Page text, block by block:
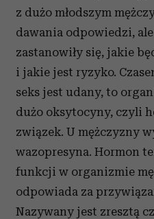
z dużo młodszym
dawania odpowiedzi,
zastanowiły się, jakie
i jakie jest ryzyko.
seks jest udany, to
dużo oksytocyny, czyli
związek. U mężczyzny
wazopresyna. Hormon
funkcji w organizmie
odpowiada za
Nazywany jest zresztą